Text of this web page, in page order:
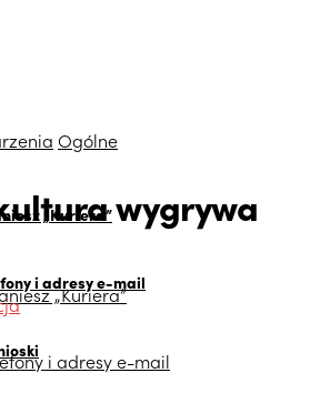
„Kuriera”
i adresy e-mail
„Kuriera”
i adresy e-mail
Ogólne
wygrywa